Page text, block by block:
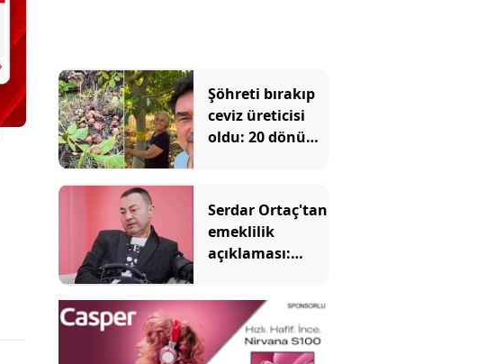
Şöhreti bırakıp
ceviz üreticisi
oldu: 20 dönüm
hasada gün
sayıyor
Serdar Ortaç'tan
emeklilik
açıklaması:
bırakması için
tek şartı var